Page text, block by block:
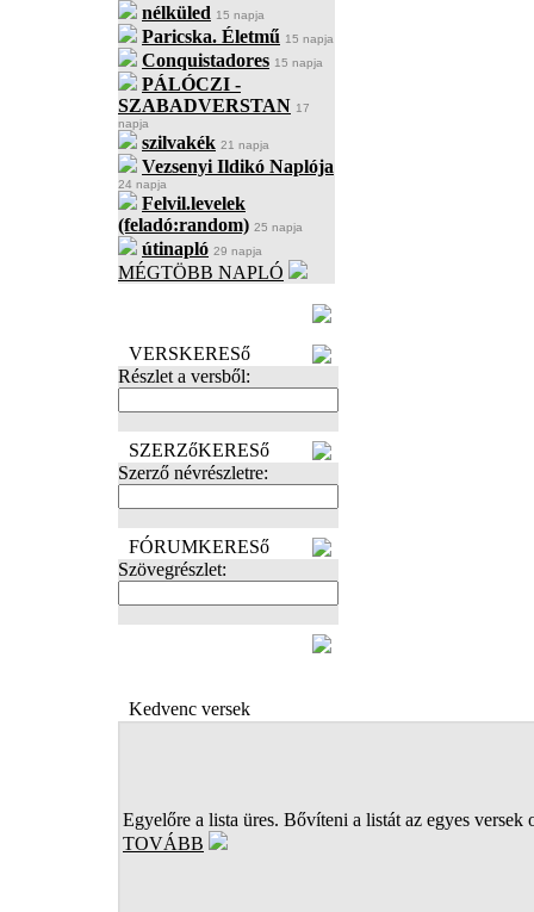
nélküled 15 napja
Paricska. Életmű 15 napja
Conquistadores 15 napja
PÁLÓCZI -
SZABADVERSTAN 17
napja
szilvakék 21 napja
Vezsenyi Ildikó Naplója
24 napja
Felvil.levelek
(feladó:random) 25 napja
útinapló 29 napja
MÉGTÖBB NAPLÓ
VERSKERESő
Részlet a versből:
SZERZőKERESő
Szerző névrészletre:
FÓRUMKERESő
Szövegrészlet:
Kedvenc versek
Egyelőre a lista üres. Bővíteni a listát az egyes versek
TOVÁBB